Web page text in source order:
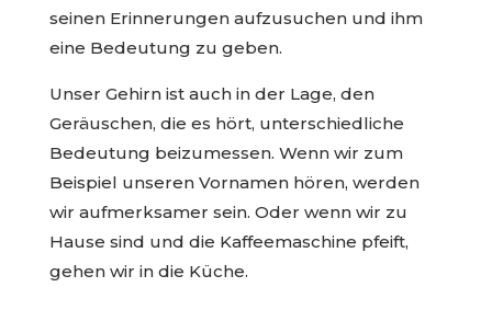
seinen Erinnerungen aufzusuchen und ihm
eine Bedeutung zu geben.
Unser Gehirn ist auch in der Lage, den
Geräuschen, die es hört, unterschiedliche
Bedeutung beizumessen. Wenn wir zum
Beispiel unseren Vornamen hören, werden
wir aufmerksamer sein. Oder wenn wir zu
Hause sind und die Kaffeemaschine pfeift,
gehen wir in die Küche.